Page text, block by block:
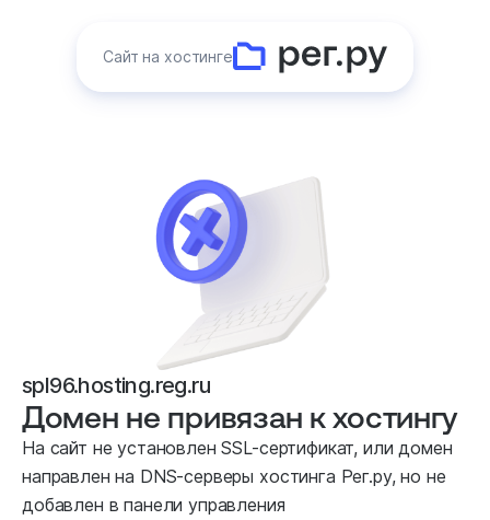
Сайт на хостинге
spl96.hosting.reg.ru
Домен не привязан к хостингу
На сайт не установлен SSL-сертификат, или домен
направлен на DNS-серверы хостинга Рег.ру, но не
добавлен в панели управления